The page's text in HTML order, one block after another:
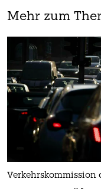
Mehr zum
Verkehrskommission